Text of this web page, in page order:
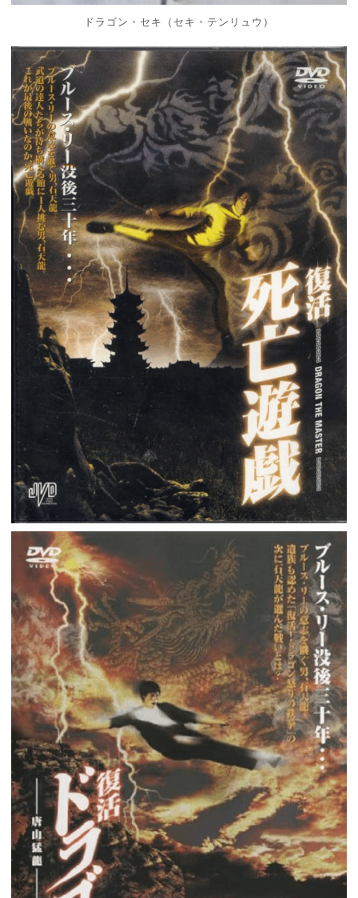
ドラゴン・セキ（セキ・テンリュウ）